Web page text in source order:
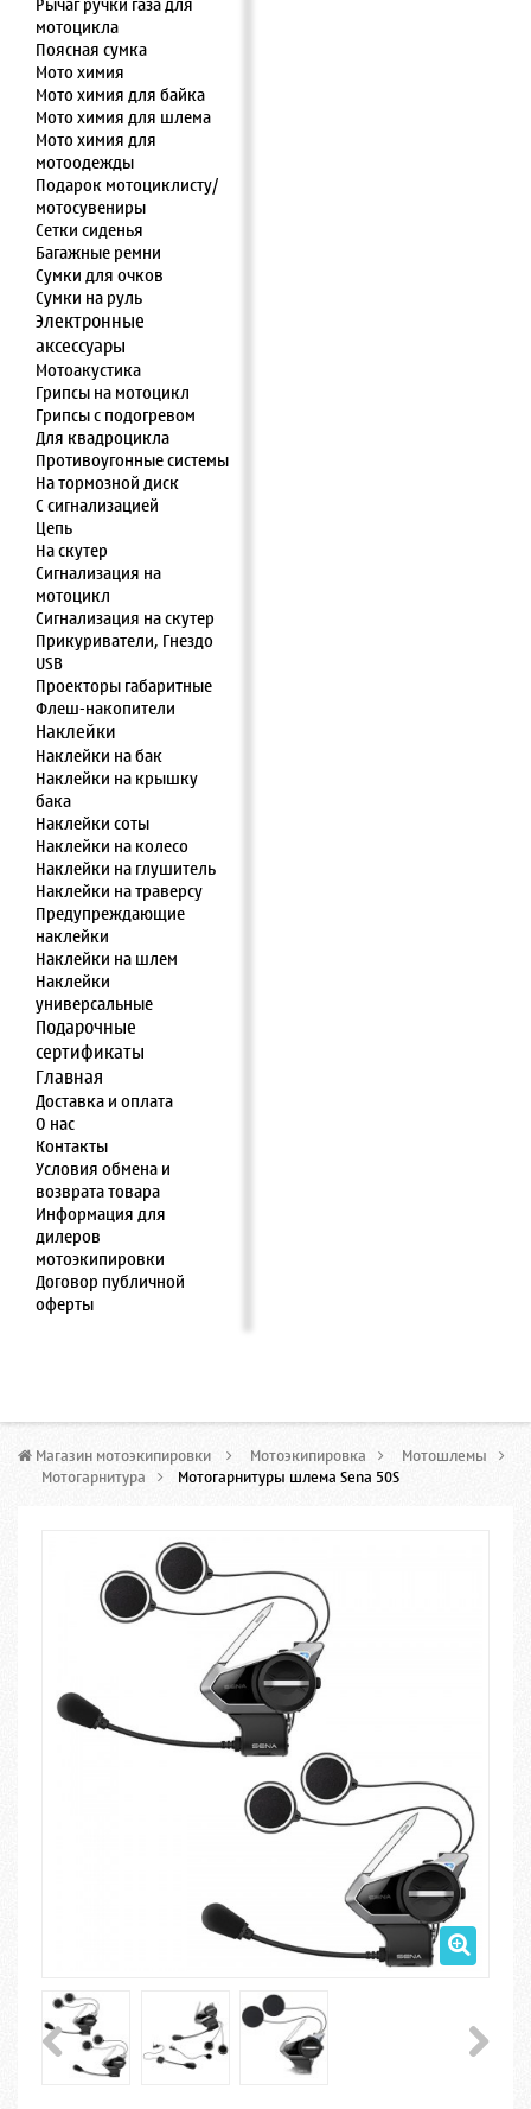
мотоцикла
Поясная сумка
Мото химия
Мото химия для байка
Мото химия для шлема
Мото химия для
мотоодежды
Подарок мотоциклисту/
мотосувениры
Сетки сиденья
Багажные ремни
Сумки для очков
Сумки на руль
Электронные
аксессуары
Мотоакустика
Грипсы на мотоцикл
Грипсы с подогревом
Для квадроцикла
Противоугонные системы
На тормозной диск
С сигнализацией
Цепь
На скутер
Сигнализация на
мотоцикл
Сигнализация на скутер
Прикуриватели, Гнездо
USB
Проекторы габаритные
Флеш-накопители
Наклейки
Наклейки на бак
Наклейки на крышку
бака
Наклейки соты
Наклейки на колесо
Наклейки на глушитель
Наклейки на траверсу
Предупреждающие
наклейки
Наклейки на шлем
Наклейки
универсальные
Подарочные
сертификаты
Главная
Доставка и оплата
О нас
Контакты
Условия обмена и
возврата товара
Информация для
дилеров
мотоэкипировки
Договор публичной
оферты
Магазин мотоэкипировки > Мотоэкипировка > Мотошлемы
Мотогарнитура > Мотогарнитуры шлема Sena 50S